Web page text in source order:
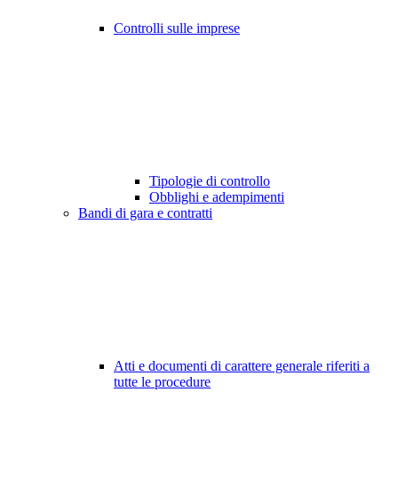
Controlli sulle imprese
Tipologie di controllo
Obblighi e adempimenti
Bandi di gara e contratti
Atti e documenti di carattere generale riferiti a
tutte le procedure